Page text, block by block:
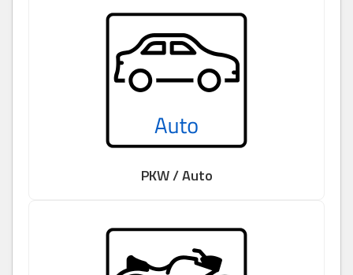
PKW / Auto